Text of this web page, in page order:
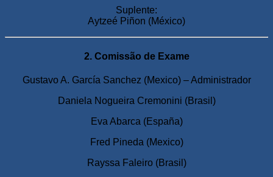
Suplente:
Aytzeé Piñon (México)
2. Comissão de Exame
Gustavo A. García Sanchez (Mexico) – Administrador
Daniela Nogueira Cremonini (Brasil)
Eva Abarca (España)
Fred Pineda (Mexico)
Rayssa Faleiro (Brasil)